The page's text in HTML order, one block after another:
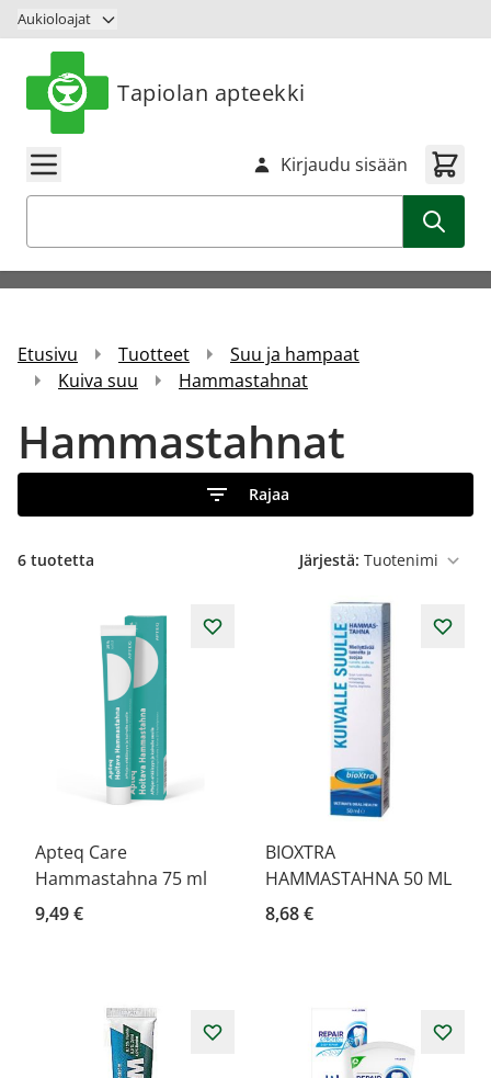
Siirry sisältöön
Aukioloajat
Tapiolan apteekki
Kirjaudu sisään
Etusivu Tuotteet
Suu ja hampaat
Kuiva suu
Hammastahnat
Hammastahnat
Rajaa
6 tuotetta Järjestä:
Apteq Care
Hammastahna 75 ml
9,49 €
BIOXTRA
HAMMASTAHNA 50 ML
8,68 €